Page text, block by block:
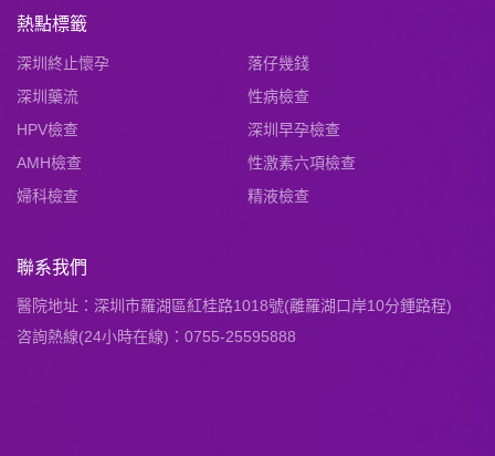
熱點標籤
深圳終止懷孕
落仔幾錢
深圳藥流
性病檢查
HPV檢查
深圳早孕檢查
AMH檢查
性激素六項檢查
婦科檢查
精液檢查
聯系我們
醫院地址：深圳市羅湖區紅桂路1018號(離羅湖口岸10分鍾路程)
咨詢熱線(24小時在線)：0755-25595888